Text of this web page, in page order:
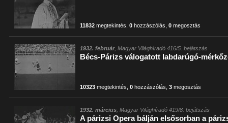
11832 megtekintés ,0 hozzászólás ,0 megosztás
1932. február, Magyar Világhíradó 416/5. bejátszás
Bécs-Párizs válogatott labdarúgó-
10323 megtekintés ,0 hozzászólás ,3 megosztás
1932. március , Magyar Világhíradó 419/8. bejátszás
A párizsi Opera bálján elsősorban a